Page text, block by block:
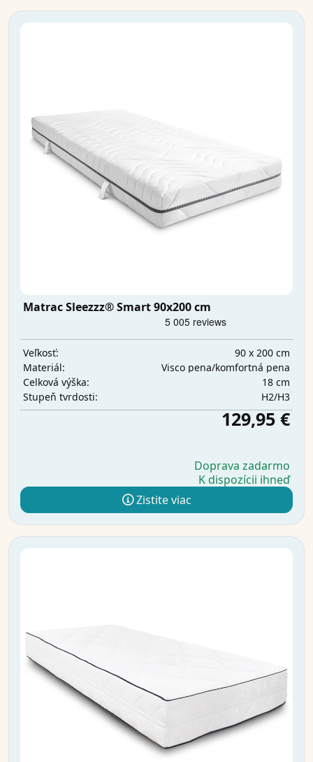
Matrac Sleezzz® Smart 90x200 cm
Veľkosť:
90 x 200 cm
Materiál:
Visco pena/komfortná pena
Celková výška:
18 cm
Stupeň tvrdosti:
H2/H3
129,95 €
Doprava zadarmo
K dispozícii ihneď
Zistite viac